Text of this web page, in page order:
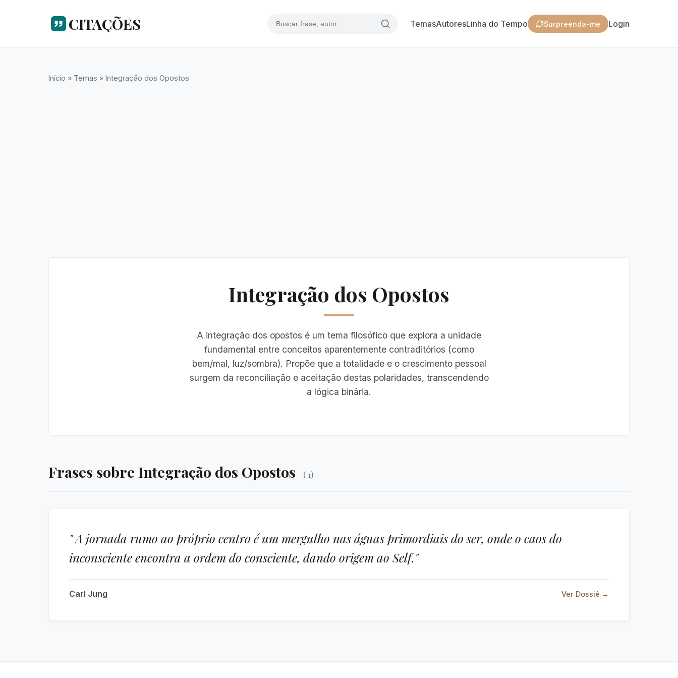
CITAÇÕES TemasAutoresLinha do Tempo Surpreenda-me Login
Início » Temas » Integração dos Opostos
Integração dos Opostos
A integração dos opostos é um tema filosófico que explora a unidade
fundamental entre conceitos aparentemente contraditórios (como
bem/mal, luz/sombra). Propõe que a totalidade e o crescimento pessoal
surgem da reconciliação e aceitação destas polaridades, transcendendo
a lógica binária.
Frases sobre Integração dos Opostos ( 1)
" A jornada rumo ao próprio centro é um mergulho nas águas primordiais do ser, onde o caos do
inconsciente encontra a ordem do consciente, dando origem ao Self."
Carl Jung Ver Dossiê →